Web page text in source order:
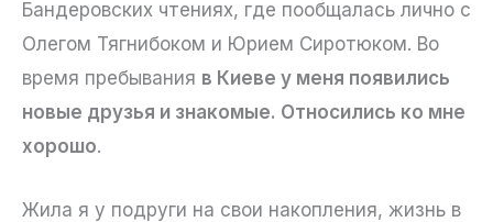
Бандеровских чтениях, где пообщалась лично с
Олегом Тягнибоком и Юрием Сиротюком. Во
время пребывания в Киеве у меня появились
новые друзья и знакомые. Относились ко мне
хорошо.
Жила я у подруги на свои накопления, жизнь в